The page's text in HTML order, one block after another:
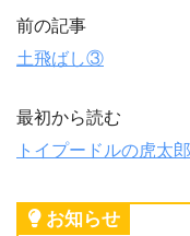
前の記事
土飛ばし③
最初から読む
トイプードルの虎太
お知らせ